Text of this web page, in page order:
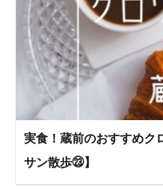
実食！蔵前のおすすめク
サン散歩㉓】